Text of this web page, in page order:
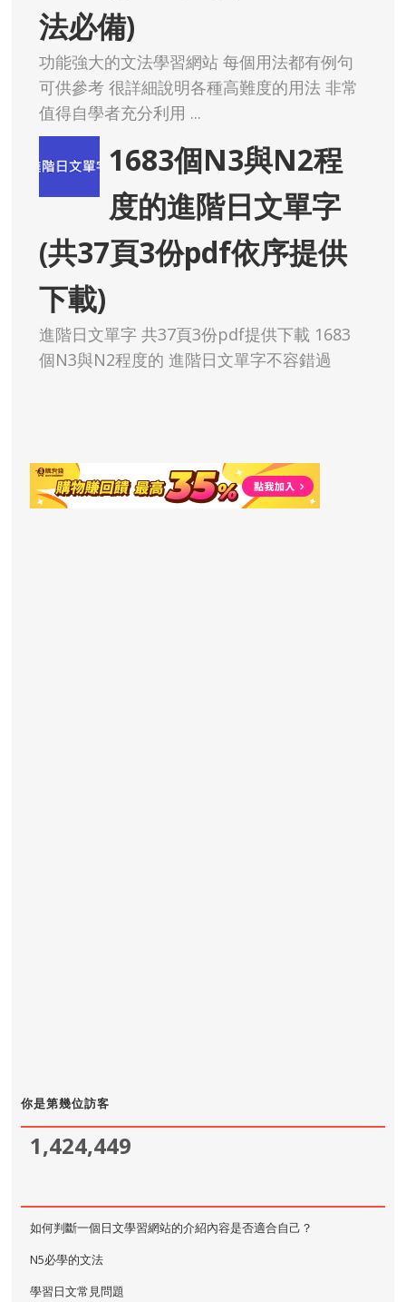
法必備)
功能強大的文法學習網站 每個用法都有例句
可供參考 很詳細說明各種高難度的用法 非常
值得自學者充分利用 ...
1683個N3與N2程
度的進階日文單字
(共37頁3份pdf依序提供
下載)
進階日文單字 共37頁3份pdf提供下載 1683
個N3與N2程度的 進階日文單字不容錯過
你是第幾位訪客
1,424,449
如何判斷一個日文學習網站的介紹內容是否適合自己？
N5必學的文法
學習日文常見問題